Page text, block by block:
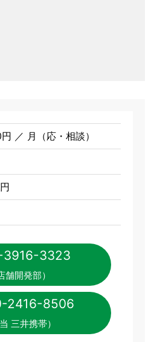
／ 月（応・相談）
3323
舗開発部）
2416-8506
当 三井携帯）